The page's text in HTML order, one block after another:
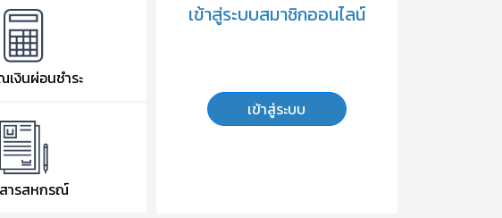
เงินผ่อนชำระ
ารสหกรณ์
เข้าสู่ระบบสมาชิกออนไลน์
เข้าสู่ระบบ